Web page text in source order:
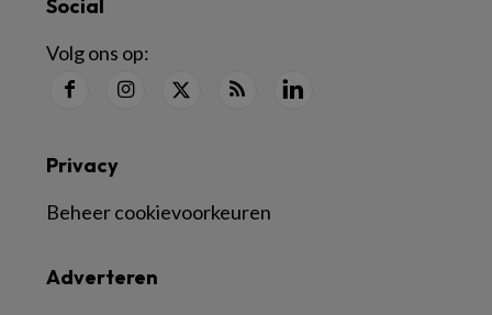
Social
Volg ons op:
Adverteren
Privacy
Beheer cookievoorkeuren